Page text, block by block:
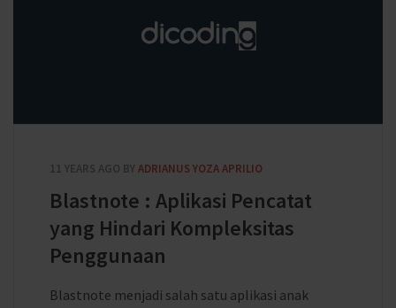
11 YEARS AGO BY ADRIANUS YOZA APRILIO
Blastnote : Aplikasi Pencatat
yang Hindari Kompleksitas
Penggunaan
Blastnote menjadi salah satu aplikasi anak